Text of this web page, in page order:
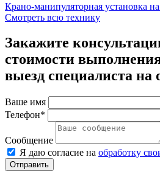
Крано-манипуляторная установка
Смотреть всю технику
Закажите
стоимости
выезд специалиста на
Ваше имя
Телефон*
Сообщение
Я даю согласие на обработку
Отправить